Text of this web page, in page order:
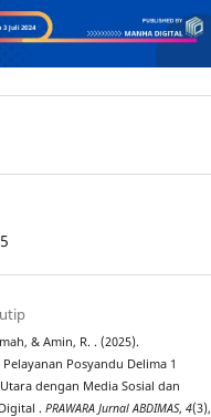
& Amin, R. . (2025).
Posyandu Delima 1
dengan Media Sosial dan
.PRAWARA Jurnal ABDIMAS,4(3),